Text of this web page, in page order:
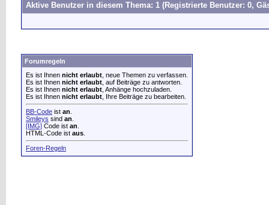
Aktive Benutzer in diesem Thema: 1 (Registrierte Benutzer: 0,
Forumregeln
Es ist Ihnen nicht erlaubt , neue Themen zu verfassen.
Es ist Ihnen nicht erlaubt , auf Beiträge zu antworten.
Es ist Ihnen nicht erlaubt , Anhänge hochzuladen.
Es ist Ihnen nicht erlaubt , Ihre Beiträge zu bearbeiten.
BB-Code ist an
Smileys sind an
[IMG] Code ist an
HTML-Code ist aus
Foren-Regeln